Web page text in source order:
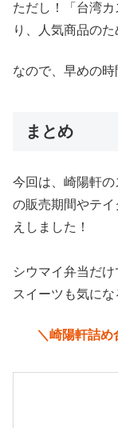
ただし！「台湾
り、人気商品のた
なので、早めの時
まとめ
今回は、崎陽軒の
の販売期間やテ
えしました！
シウマイ弁当だ
スイーツも気に
＼崎陽軒詰め